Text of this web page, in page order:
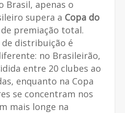
Brasil, apenas o
supera a Copa do
premiação total.
distribuição é
no Brasileirão,
entre 20 clubes ao
enquanto na Copa
se concentram nos
mais longe na